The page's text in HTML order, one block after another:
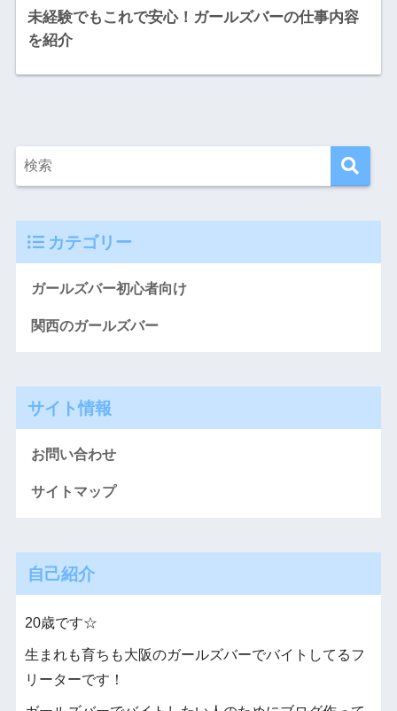
未経験でもこれで安心！ガールズバーの仕事内容
を紹介
カテゴリー
ガールズバー初心者向け
関西のガールズバー
サイト情報
お問い合わせ
サイトマップ
自己紹介
20歳です☆
生まれも育ちも大阪のガールズバーでバイトしてるフ
リーターです！